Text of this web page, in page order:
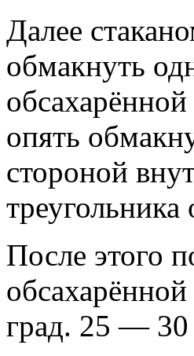
Далее
обмакнуть
опять
стороной
треугольника
После этого
град. 25 — 30